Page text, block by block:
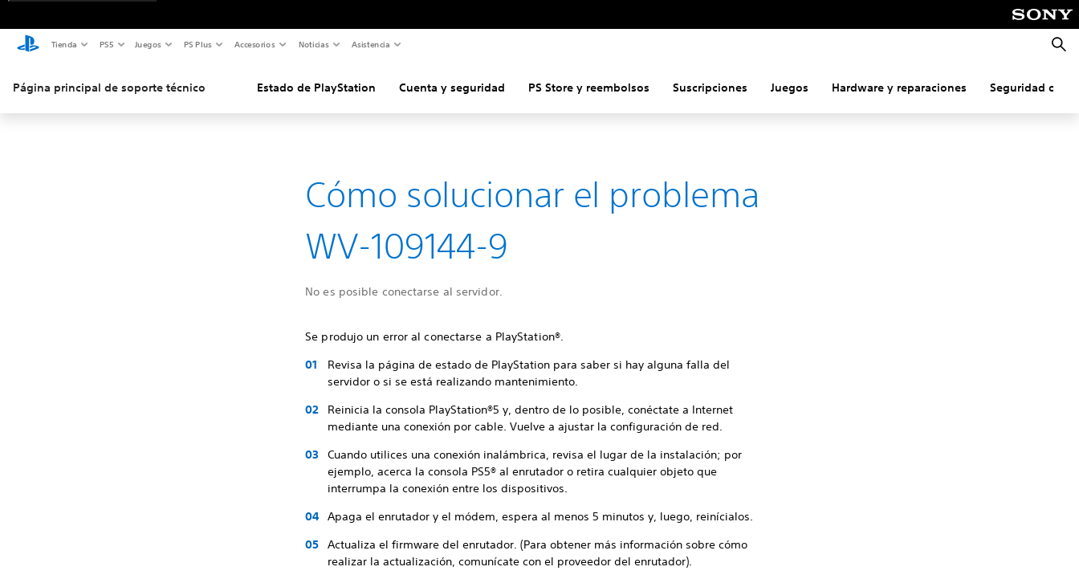
Tienda PS5 Juegos PS Plus Accesorios Noticias Asistencia
Página principal de soporte técnico Estado de PlayStation Cuenta y seguridad PS Store y reembolsos Suscripciones Juegos Hardware y reparaciones Seguridad
Cómo solucionar el problema
WV-109144-9
No es posible conectarse al servidor.
Se produjo un error al conectarse a PlayStation®.
Revisa la página de estado de PlayStation para saber si hay alguna falla del
servidor o si se está realizando mantenimiento.
Reinicia la consola PlayStation®5 y, dentro de lo posible, conéctate a Internet
mediante una conexión por cable. Vuelve a ajustar la configuración de red.
Cuando utilices una conexión inalámbrica, revisa el lugar de la instalación; por
ejemplo, acerca la consola PS5® al enrutador o retira cualquier objeto que
interrumpa la conexión entre los dispositivos.
Apaga el enrutador y el módem, espera al menos 5 minutos y, luego, reinícialos.
Actualiza el firmware del enrutador. (Para obtener más información sobre cómo
realizar la actualización, comunícate con el proveedor del enrutador).